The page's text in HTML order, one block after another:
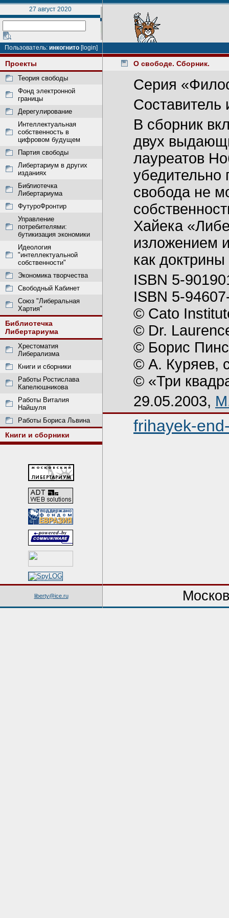
27 август 2020
Пользователь: инкогнито [login]
Проекты
Теория свободы
Фонд электронной
границы
Дерегулирование
Интеллектуальная
собственность в
цифровом будущем
Партия свободы
Либертариум в других
изданиях
Библиотечка
Либертариума
ФутуроФронтир
Управление
потребителями:
бутикизация экономики
Идеология
"интеллектуальной
собственности"
Экономика творчества
Свободный Кабинет
Союз "Либеральная
Хартия"
Библиотечка
Либертариума
Хрестоматия
Либерализма
Книги и сборники
Работы Ростислава
Капелюшникова
Работы Виталия
Найшуля
Работы Бориса Львина
Книги и сборники
О свободе. Сборник.
Cерия
Составитель
В сборник
двух
лауреатов
убедительно
свобода не
Хайека
изложением
как
ISBN 5-
ISBN 5-
© Cato
© Dr.
© Борис
© А. Куряев,
© «Три
29.05.2003,
frihayek-
liberty@ice.ru